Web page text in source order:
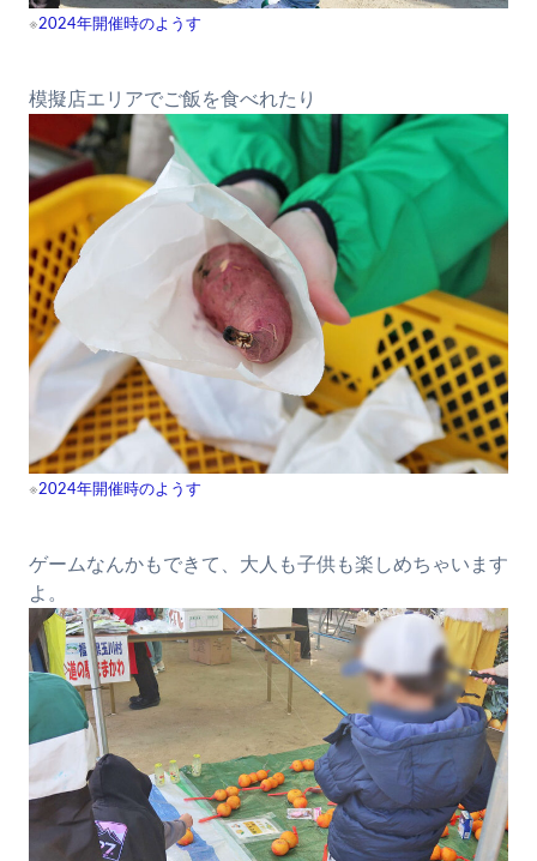
※2024年開催時のようす
模擬店エリアでご飯を食べれたり
※2024年開催時のようす
ゲームなんかもできて、大人も子供も楽しめちゃいます
よ。